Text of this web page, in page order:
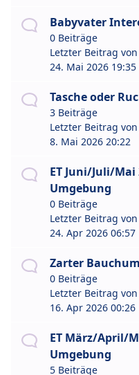
Babyvater
0 Beiträge
Letzter Beitrag von
24. Mai 2026 19:35
Tasche oder
3 Beiträge
Letzter Beitrag von
8. Mai 2026 20:22
ET Juni/Juli/
Umgebung
0 Beiträge
Letzter Beitrag von
24. Apr 2026 06:57
Zarter
0 Beiträge
Letzter Beitrag von
16. Apr 2026 00:26
ET März/April/
Umgebung
5 Beiträge